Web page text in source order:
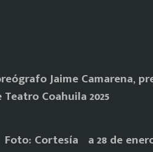
Jaime Camarena,
Coahuila 2025
Cortesía a 28 de